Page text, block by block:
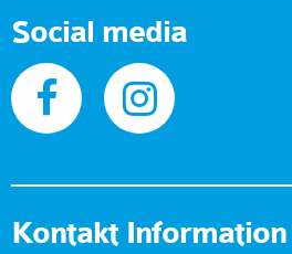
Social media
Kontakt Information